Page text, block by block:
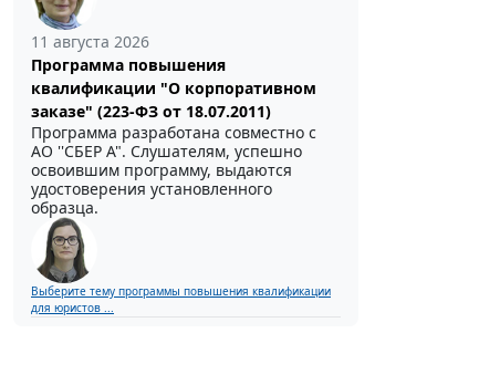
11 августа 2026
Программа повышения
квалификации "О корпоративном
заказе" (223-ФЗ от 18.07.2011)
Программа разработана совместно с
АО ''СБЕР А". Слушателям, успешно
освоившим программу, выдаются
удостоверения установленного
образца.
Выберите тему программы повышения квалификации
для юристов ...